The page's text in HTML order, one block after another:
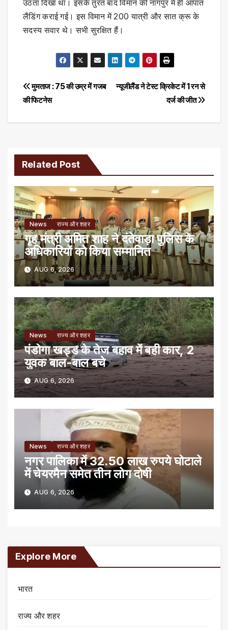
उठता दिखा था। इसके तुरंत बाद विमान की नागपुर में ही आपात
लैंडिंग कराई गई। इस विमान में 200 यात्री और सात क्रू के
सदस्य सवार थे। सभी सुरक्षित हैं।
Post
navigation
न्‍यूजीलैंड ने टेस्‍ट क्रिकेट में 1 रन से
दर्ज की जीत
मुमताज : 75 की उम्र में गजब
की फिटनेस
Related Post
News राज्य और शहर
गृह मंत्री अमित शाह ने दंतेवाड़ा पुलिस के
अधिकारियों को किया सम्मानित
AUG 6, 2026
News राज्य और शहर
पंडोगा खड्ड के तेज बहाव में बही कार, 2
युवक बाल-बाल बचे
AUG 6, 2026
News राज्य और शहर
नगर पालिका में 32.50 लाख रुपये घोटाले
में चेयरमैन समेत तीन लोग दोषी
AUG 6, 2026
Explore More
भारत
राज्य और शहर